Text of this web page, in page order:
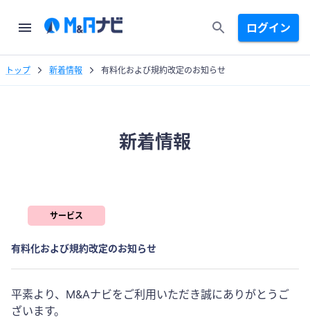
ログイン
トップ 新着情報 有料化および規約改定のお知らせ
新着情報
サービス
有料化および規約改定のお知らせ
平素より、M&Aナビをご利用いただき誠にありがとうご
ざいます。